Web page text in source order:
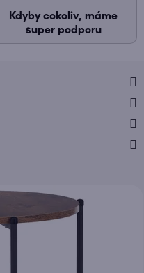
Kdyby cokoliv, máme
super podporu